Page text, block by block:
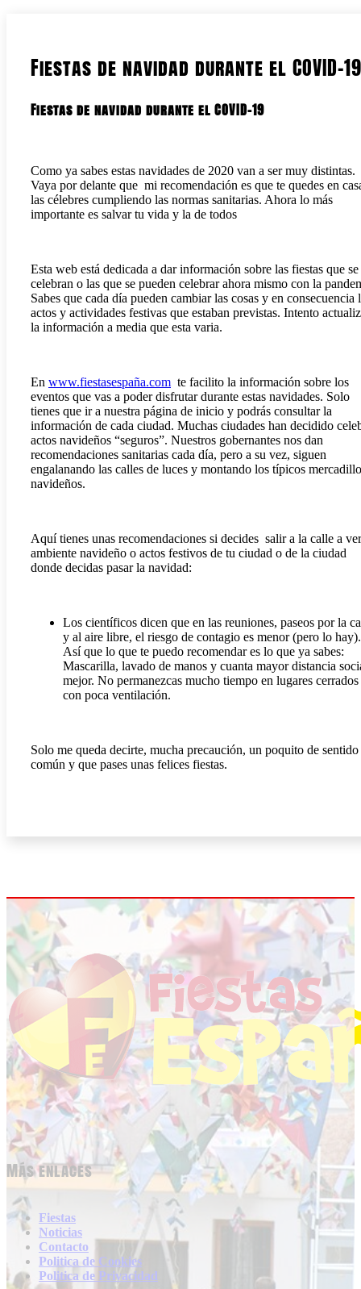
Fiestas de navidad durante el COVID-19
Fiestas de navidad durante el COVID-19
Como ya sabes estas navidades de 2020 van a ser muy distintas.
Vaya por delante que mi recomendación es que te quedes en
las célebres cumpliendo las normas sanitarias. Ahora lo más
importante es salvar tu vida y la de todos
Esta web está dedicada a dar información sobre las fiestas que se
celebran o las que se pueden celebrar ahora mismo con la
Sabes que cada día pueden cambiar las cosas y en consecuencia
actos y actividades festivas que estaban previstas. Intento
la información a media que esta varia.
En www.fiestasespaña.com te facilito la información sobre los
eventos que vas a poder disfrutar durante estas navidades. Solo
tienes que ir a nuestra página de inicio y podrás consultar la
información de cada ciudad. Muchas ciudades han decidido
actos navideños “seguros”. Nuestros gobernantes nos dan
recomendaciones sanitarias cada día, pero a su vez, siguen
engalanando las calles de luces y montando los típicos
navideños.
Aquí tienes unas recomendaciones si decides salir a la calle a
ambiente navideño o actos festivos de tu ciudad o de la ciudad
donde decidas pasar la navidad:
Los científicos dicen que en las reuniones, paseos por la
y al aire libre, el riesgo de contagio es menor (pero lo hay).
Así que lo que te puedo recomendar es lo que ya sabes:
Mascarilla, lavado de manos y cuanta mayor distancia
mejor. No permanezcas mucho tiempo en lugares cerrados
con poca ventilación.
Solo me queda decirte, mucha precaución, un poquito de sentido
común y que pases unas felices fiestas.
Más enlaces
Fiestas
Noticias
Contacto
Politica de Cookies
Politica de Privacidad